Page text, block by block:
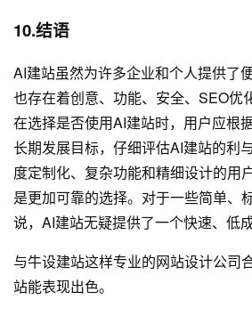
10.结语
AI建站虽然为许多企业和个人提供了
也存在着创意、功能、安全、SEO优
在选择是否使用AI建站时，用户应根
长期发展目标，仔细评估AI建站的利
度定制化、复杂功能和精细设计的用
是更加可靠的选择。对于一些简单、
说，AI建站无疑提供了一个快速、低
与牛设建站这样专业的网站设计公司
站能表现出色。